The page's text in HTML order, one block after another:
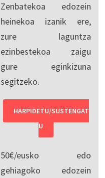
Zenbatekoa edozein
heinekoa izanik ere,
zure laguntza
ezinbestekoa zaigu
gure eginkizuna
segitzeko.
HARPIDETU/SUSTENGAT
U
50€/eusko edo
gehiagoko edozein